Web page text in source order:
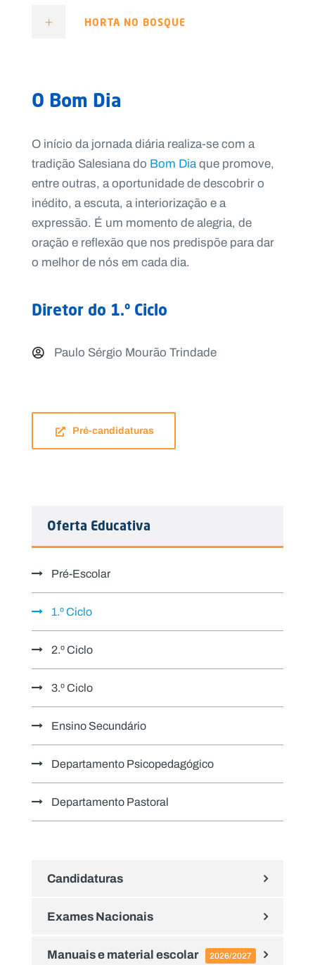
HORTA NO BOSQUE
O Bom Dia
O início da jornada diária realiza-se com a
tradição Salesiana do Bom Diaque promove,
entre outras, a oportunidade de descobrir o
inédito, a escuta, a interiorização e a
expressão. É um momento de alegria, de
oração e reflexão que nos predispõe para dar
o melhor de nós em cada dia.
Diretor do 1.º Ciclo
Paulo Sérgio Mourão Trindade
Pré-candidaturas
Oferta Educativa
Pré-Escolar
1.º Ciclo
2.º Ciclo
3.º Ciclo
Ensino Secundário
Departamento Psicopedagógico
Departamento Pastoral
Candidaturas
Exames Nacionais
Manuais e material escolar 2026/2027